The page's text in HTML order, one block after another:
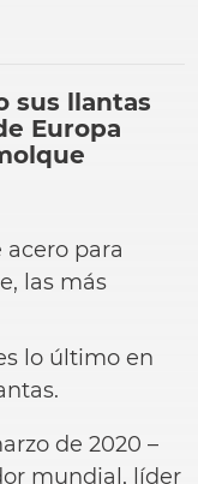
sus llantas
Europa
para
las más
lo último en
de 2020 –
mundial, líder